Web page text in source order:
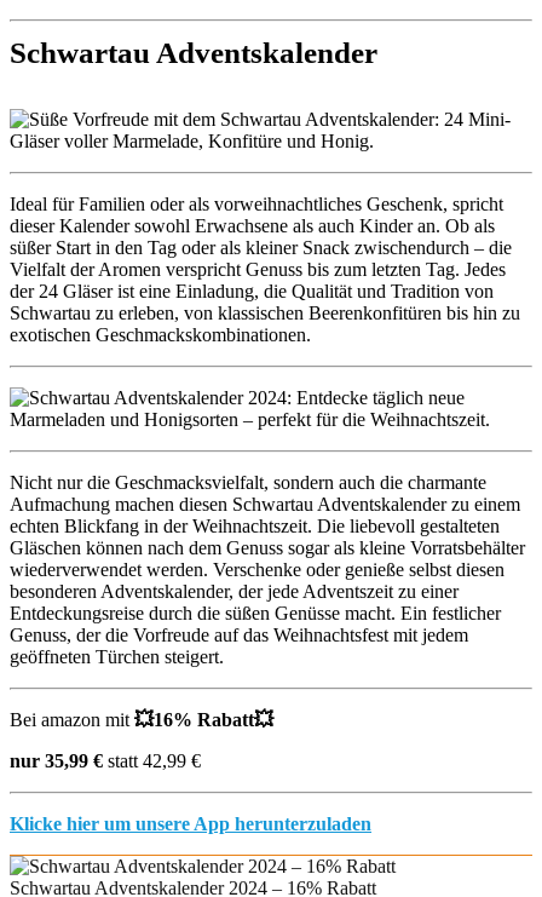
Schwartau Adventskalender
Ideal für Familien oder als vorweihnachtliches Geschenk, spricht
dieser Kalender sowohl Erwachsene als auch Kinder an. Ob als
süßer Start in den Tag oder als kleiner Snack zwischendurch – die
Vielfalt der Aromen verspricht Genuss bis zum letzten Tag. Jedes
der 24 Gläser ist eine Einladung, die Qualität und Tradition von
Schwartau zu erleben, von klassischen Beerenkonfitüren bis hin zu
exotischen Geschmackskombinationen.
Nicht nur die Geschmacksvielfalt, sondern auch die charmante
Aufmachung machen diesen Schwartau Adventskalender zu einem
echten Blickfang in der Weihnachtszeit. Die liebevoll gestalteten
Gläschen können nach dem Genuss sogar als kleine Vorratsbehälter
wiederverwendet werden. Verschenke oder genieße selbst diesen
besonderen Adventskalender, der jede Adventszeit zu einer
Entdeckungsreise durch die süßen Genüsse macht. Ein festlicher
Genuss, der die Vorfreude auf das Weihnachtsfest mit jedem
geöffneten Türchen steigert.
Bei amazon mit 💥16% Rabatt💥
nur 35,99 € statt 42,99 €
Klicke hier um unsere App herunterzuladen
Schwartau Adventskalender 2024 – 16% Rabatt